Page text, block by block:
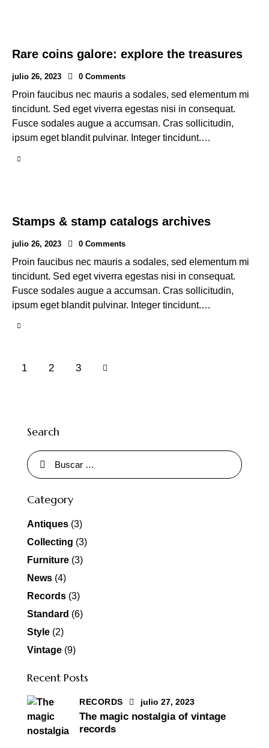
Rare coins galore: explore the treasures
julio 26, 2023 0 Comments
Proin faucibus nec mauris a sodales, sed elementum mi
tincidunt. Sed eget viverra egestas nisi in consequat.
Fusce sodales augue a accumsan. Cras sollicitudin,
ipsum eget blandit pulvinar. Integer tincidunt.…
Stamps & stamp catalogs archives
julio 26, 2023 0 Comments
Proin faucibus nec mauris a sodales, sed elementum mi
tincidunt. Sed eget viverra egestas nisi in consequat.
Fusce sodales augue a accumsan. Cras sollicitudin,
ipsum eget blandit pulvinar. Integer tincidunt.…
1 2 3
Search
Category
Antiques (3)
Collecting (3)
Furniture (3)
News (4)
Records (3)
Standard (6)
Style (2)
Vintage (9)
Recent Posts
RECORDS julio 27, 2023
The magic nostalgia of vintage
records